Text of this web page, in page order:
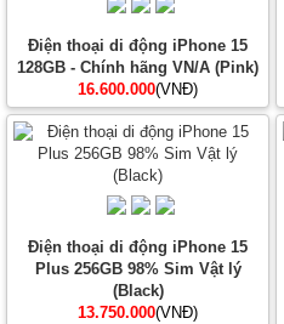
Điện thoại di động iPhone 15
128GB - Chính hãng VN/A (Pink)
16.600.000(VNĐ)
Điện thoại di động iPhone 15
Plus 256GB 98% Sim Vật lý
(Black)
13.750.000(VNĐ)